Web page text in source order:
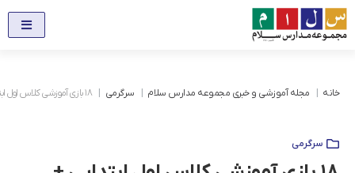
خانه مجله آموزشی و خبری مجموعه مدارس سلام سرگرمی ۱۸ بازی آموزشی کلاس اول ابتدایی + نحوه انجام
سرگرمی